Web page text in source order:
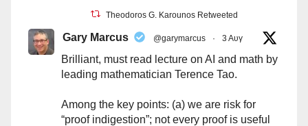
Theodoros G. Karounos Retweeted
Gary Marcus @garymarcus · 3 Αυγ
Brilliant, must read lecture on AI and math by
leading mathematician Terence Tao.
Among the key points: (a) we are risk for
“proof indigestion”; not every proof is useful